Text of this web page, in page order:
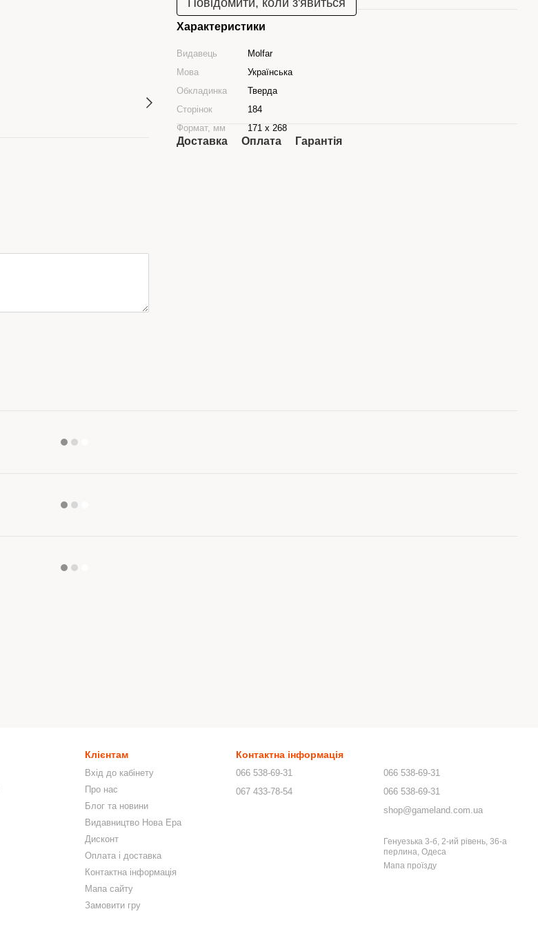
Повідомити, коли з'явиться
Характеристики
Видавець
Molfar
Мова
Українська
Обкладинка
Тверда
Сторінок
184
Формат, мм
171 x 268
Доставка Оплата Гарантія
Клієнтам
Вхід до кабінету
Про нас
Блог та новини
Видавництво Нова Ера
Дисконт
Оплата і доставка
Контактна інформація
Мапа сайту
Замовити гру
Контактна інформація
066 538-69-31
067 433-78-54
066 538-69-31
066 538-69-31
shop@gameland.com.ua
Генуезька 3-б, 2-ий рівень, 36-а
перлина, Одеса
Мапа проїзду